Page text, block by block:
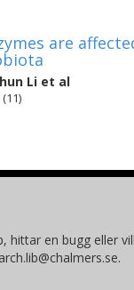
are
Li et al
hittar en bugg eller vill